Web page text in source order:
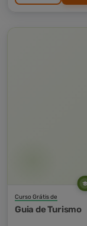
Curso Grátis de
Guia de Turismo